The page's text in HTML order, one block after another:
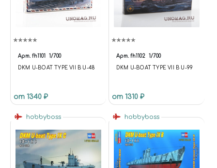
Арт. fh1101 1/700
DKM U-BOAT TYPE VII B U-48
от 1340 ₽
Арт. fh1102 1/700
DKM U-BOAT TYPE VII B U-99
от 1310 ₽
hobbyboss hobbyboss